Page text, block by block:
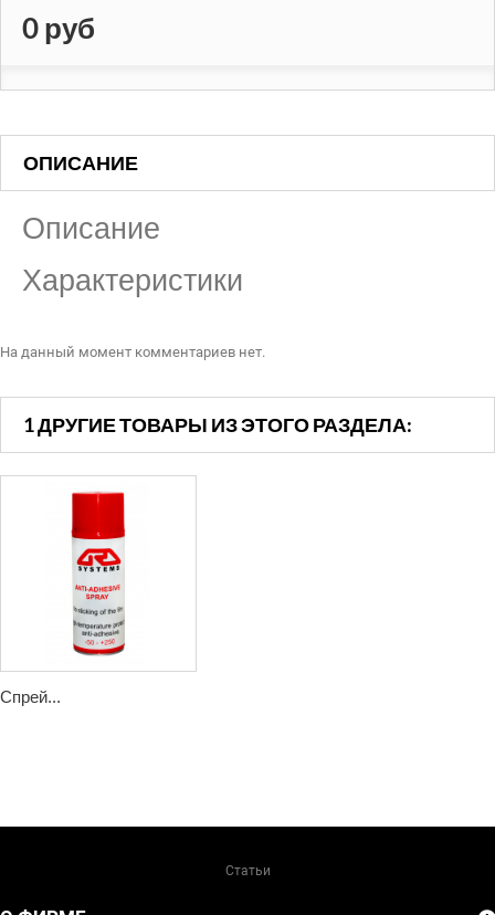
Телефон:
Я согласен на обработку персональных данных
0 руб
ОПИСАНИЕ
Описание
Характеристики
На данный момент комментариев нет.
1 ДРУГИЕ ТОВАРЫ ИЗ ЭТОГО РАЗДЕЛА:
Спрей...
Статьи